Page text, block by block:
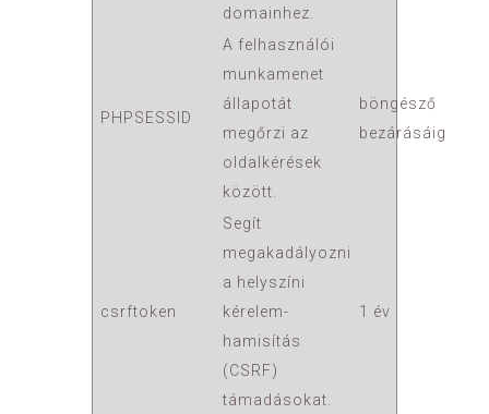
domainhez.
PHPSESSID
A felhasználói
munkamenet
állapotát
megőrzi az
oldalkérések
között.
böngésző
bezárásáig
csrftoken
Segít
megakadályozni
a helyszíni
kérelem-
hamisítás
(CSRF)
támadásokat.
1 év